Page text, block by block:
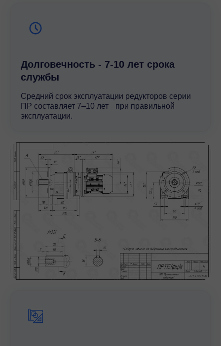
Долговечность - 7-10 лет срока
службы
Средний срок эксплуатации редукторов серии
ПР составляет 7–10 лет при правильной
эксплуатации.